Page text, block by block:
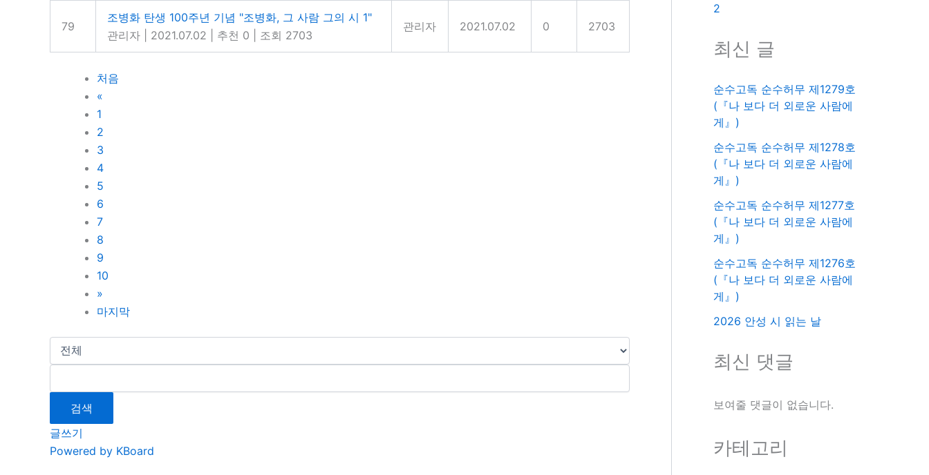
79
조병화 탄생 100주년 기념 "조병화, 그 사람 그의 시 1"
관리자
2021.07.02 추천 0 조회 2703
관리자 2021.07.02 0 2703
처음
«
1
2
3
4
5
6
7
8
9
10
»
마지막
검색
글쓰기
Powered by KBoard
2
최신 글
순수고독 순수허무 제1279호
(『나 보다 더 외로운 사람에
게』)
순수고독 순수허무 제1278호
(『나 보다 더 외로운 사람에
게』)
순수고독 순수허무 제1277호
(『나 보다 더 외로운 사람에
게』)
순수고독 순수허무 제1276호
(『나 보다 더 외로운 사람에
게』)
2026 안성 시 읽는 날
최신 댓글
보여줄 댓글이 없습니다.
카테고리